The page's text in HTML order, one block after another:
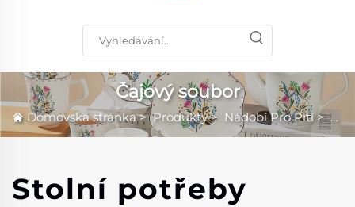
Čajový soubor
Domovská stránka>Produkty> Nádobí Pro Pití>
Stolní potřeby